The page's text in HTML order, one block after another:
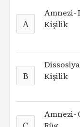
A
Amnezi-
Kişilik
B
Kişilik
Amnezi-